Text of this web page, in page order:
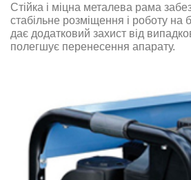
Стійка і міцна металева рама
стабільне розміщення і роботу на
дає додатковий захист від
полегшує перенесення апарату.